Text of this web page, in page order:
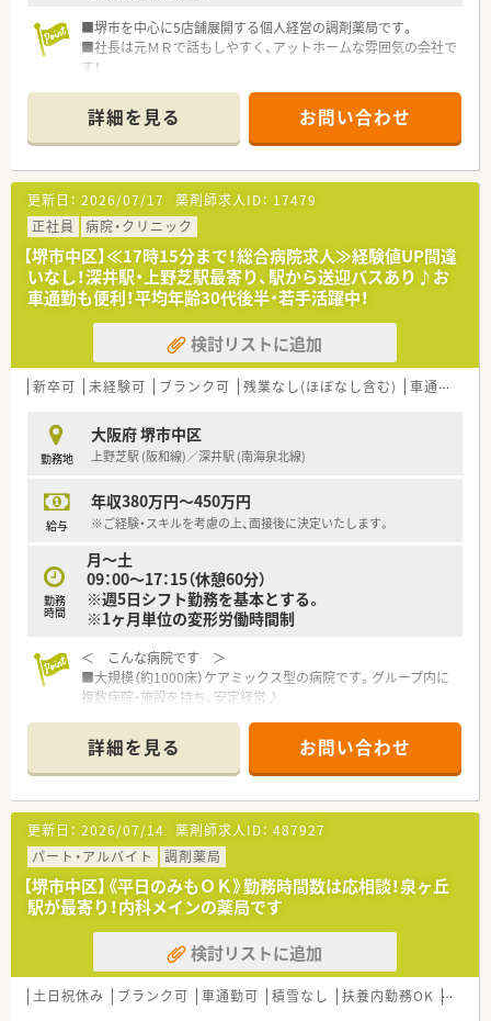
■堺市を中心に5店舗展開する個人経営の調剤薬局です。
■社長は元ＭＲで話もしやすく、アットホームな雰囲気の会社で
す！
す。
詳細を見る お問い合わせ
更新日： 2026/07/17 薬剤師求人ID： 17479
正社員
病院・クリニック
【堺市中区】≪17時15分まで！総合病院求人≫経験値UP間違
いなし！深井駅・上野芝駅最寄り、駅から送迎バスあり♪お
車通勤も便利！平均年齢30代後半・若手活躍中！
検討リストに追加
新卒可 未経験可 ブランク可 残業なし(ほぼなし含む) 車通勤可
勤務地
大阪府 堺市中区
上野芝駅 (阪和線)／深井駅 (南海泉北線)
給与
年収380万円～450万円
※ご経験・スキルを考慮の上、面接後に決定いたします。
勤務
時間
月～土
09：00～17：15（休憩60分）
※週5日シフト勤務を基本とする。
※1ヶ月単位の変形労働時間制
＜ こんな病院です ＞
■大規模（約1000床）ケアミックス型の病院です。グループ内に
複数病院・施設を持ち、安定経営♪
処方箋を診ながら経験を積んでいくことが出来る環境です！（内
科・外科・整形外科・眼科・リハビリテーション科・放射線診断科・
麻酔科・歯科口腔外科）
■薬剤師は16名在籍しており、平均年齢は30代後半。薬局長は
50代後半の女性がお勤めです。事務員さんも5名在籍しており、
しっかり人員配置されていて安心です♪
■チーム医療として、カンファレンス・回診・ラウンド等の活動に
参加することも出来ます！（感染制御チーム・栄養サポートチー
ム・緩和ケアチーム）ドクターや看護師など他職種の方々と協力
し合って患者様のことを考えられるため、やりがいにも繋がりま
す★
■託児所も完備！（※随時空き状況は変化しますので、お問合せ下
さい）小さいお子さんのいらっしゃるママ薬剤師さんも安心して
勤務スタートできます。
詳細を見る お問い合わせ
更新日： 2026/07/14 薬剤師求人ID： 487927
パート・アルバイト
調剤薬局
【堺市中区】《平日のみもＯＫ》勤務時間数は応相談！泉ヶ丘
駅が最寄り！内科メインの薬局です
検討リストに追加
土日祝休み ブランク可 車通勤可 積雪なし 扶養内勤務OK 教育